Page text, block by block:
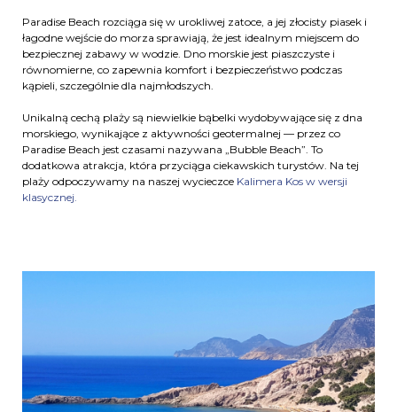
Paradise Beach rozciąga się w urokliwej zatoce, a jej złocisty piasek i
łagodne wejście do morza sprawiają, że jest idealnym miejscem do
bezpiecznej zabawy w wodzie. Dno morskie jest piaszczyste i
równomierne, co zapewnia komfort i bezpieczeństwo podczas
kąpieli, szczególnie dla najmłodszych.
Unikalną cechą plaży są niewielkie bąbelki wydobywające się z dna
morskiego, wynikające z aktywności geotermalnej — przez co
Paradise Beach jest czasami nazywana „Bubble Beach”. To
dodatkowa atrakcja, która przyciąga ciekawskich turystów. Na tej
plaży odpoczywamy na naszej wycieczce Kalimera Kos w wersji
klasycznej.